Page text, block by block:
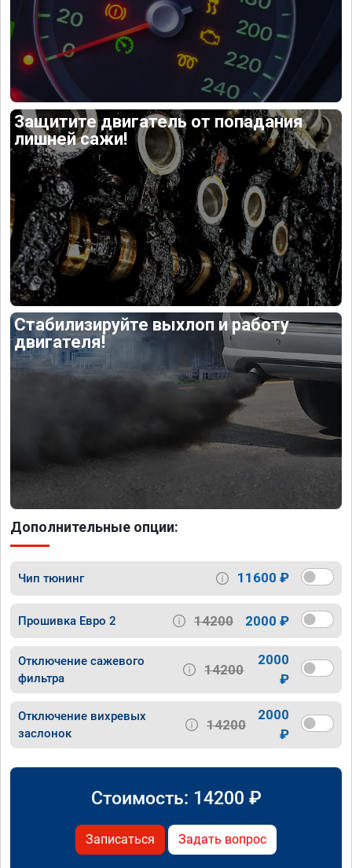
Защитите двигатель от попадания
лишней сажи!
Стабилизируйте выхлоп и работу
двигателя!
Дополнительные опции:
Чип тюнинг 11600 ₽
Прошивка Евро 2 14200 2000 ₽
Отключение сажевого
фильтра
14200
2000
₽
Отключение вихревых
заслонок
14200
2000
₽
Стоимость: 14200 ₽
Записаться Задать вопрос